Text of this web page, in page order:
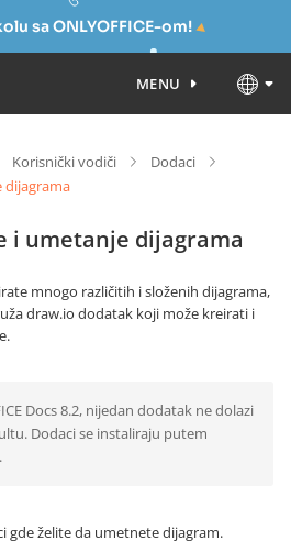
sa ONLYOFFICE-om!
MENU
Korisnički vodiči
Dodaci
dijagrama
i umetanje dijagrama
mnogo različitih i složenih dijagrama,
draw.io dodatak koji može kreirati i
Docs 8.2, nijedan dodatak ne dolazi
Dodaci se instaliraju putem
.
gde želite da umetnete dijagram.